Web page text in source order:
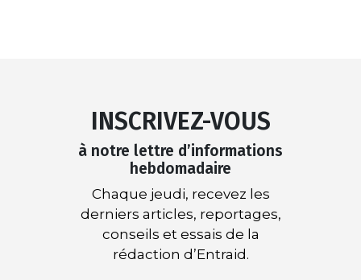
INSCRIVEZ-VOUS
à notre lettre d’informations
hebdomadaire
Chaque jeudi, recevez les
derniers articles, reportages,
conseils et essais de la
rédaction d’Entraid.